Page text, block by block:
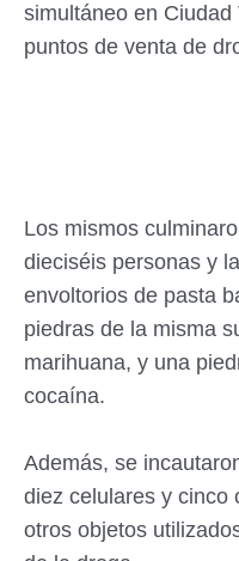
simultáneo en
puntos de venta de
Los mismos
dieciséis personas y
envoltorios de pasta
piedras de la misma
marihuana, y una
cocaína.
Además, se
diez celulares y cinco
otros objetos